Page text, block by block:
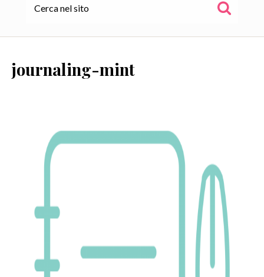
WOR(L)DS
COLLABORAZIONI
journaling-mint